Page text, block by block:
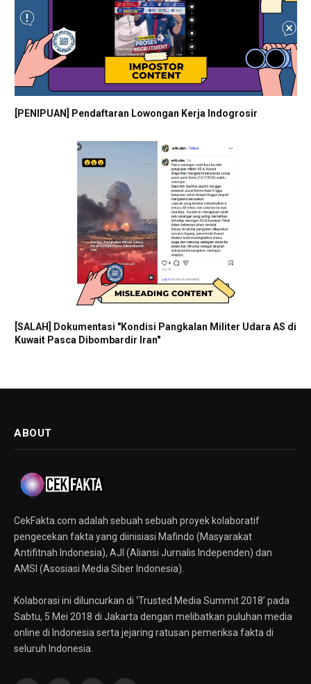
[PENIPUAN] Pendaftaran Lowongan Kerja Indogrosir
[SALAH] Dokumentasi "Kondisi Pangkalan Militer Udara AS di
Kuwait Pasca Dibombardir Iran"
ABOUT
CekFakta.com adalah sebuah sebuah proyek kolaboratif
pengecekan fakta yang diinisiasi Mafindo (Masyarakat
Antifitnah Indonesia), AJI (Aliansi Jurnalis Independen) dan
AMSI (Asosiasi Media Siber Indonesia).
Kolaborasi ini diluncurkan di ‘Trusted Media Summit 2018’ pada
Sabtu, 5 Mei 2018 di Jakarta dengan melibatkan puluhan media
online di Indonesia serta jejaring ratusan pemeriksa fakta di
seluruh Indonesia.